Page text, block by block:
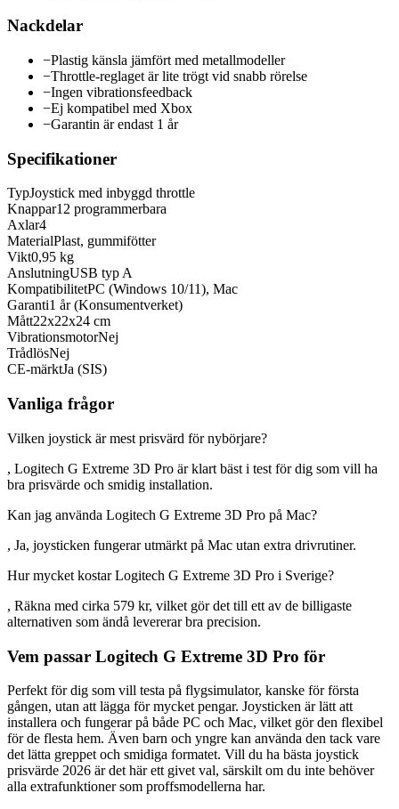
Nackdelar
−Plastig känsla jämfört med metallmodeller
−Throttle-reglaget är lite trögt vid snabb rörelse
−Ingen vibrationsfeedback
−Ej kompatibel med Xbox
−Garantin är endast 1 år
Specifikationer
TypJoystick med inbyggd throttle
Knappar12 programmerbara
Axlar4
MaterialPlast, gummifötter
Vikt0,95 kg
AnslutningUSB typ A
KompatibilitetPC (Windows 10/11), Mac
Garanti1 år (Konsumentverket)
Mått22x22x24 cm
VibrationsmotorNej
TrådlösNej
CE-märktJa (SIS)
Vanliga frågor
Vilken joystick är mest prisvärd för nybörjare?
, Logitech G Extreme 3D Pro är klart bäst i test för dig som vill ha
bra prisvärde och smidig installation.
Kan jag använda Logitech G Extreme 3D Pro på Mac?
, Ja, joysticken fungerar utmärkt på Mac utan extra drivrutiner.
Hur mycket kostar Logitech G Extreme 3D Pro i Sverige?
, Räkna med cirka 579 kr, vilket gör det till ett av de billigaste
alternativen som ändå levererar bra precision.
Vem passar Logitech G Extreme 3D Pro för
Perfekt för dig som vill testa på flygsimulator, kanske för första
gången, utan att lägga för mycket pengar. Joysticken är lätt att
installera och fungerar på både PC och Mac, vilket gör den flexibel
för de flesta hem. Även barn och yngre kan använda den tack vare
det lätta greppet och smidiga formatet. Vill du ha bästa joystick
prisvärde 2026 är det här ett givet val, särskilt om du inte behöver
alla extrafunktioner som proffsmodellerna har.